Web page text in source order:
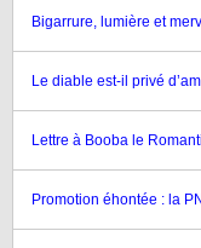
Bigarrure, lumière et
Le diable est-il privé
Lettre à Booba le
Promotion éhontée : la